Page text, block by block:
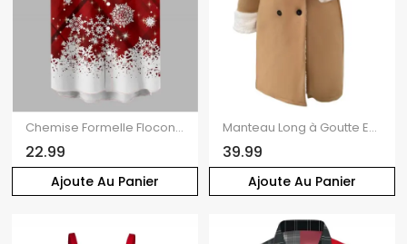
Ajoute Au Panier
Chemise Formelle Flocon de Neige à Carreaux Imprimé Manches Courtes à Col Relevé
22.99
Ajoute Au Panier
Manteau Long à Goutte Epaule à Double Boutonnage Contrasté
39.99